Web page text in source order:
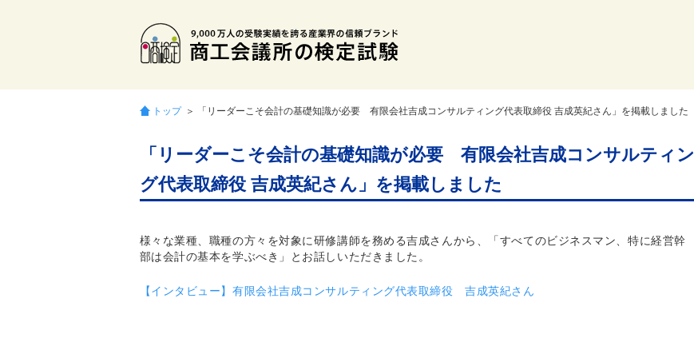
トップ ＞ 「リーダーこそ会計の基礎知識が必要 有限会社吉成コンサルティング代表取締役 吉成英紀さん」を掲載しました
「リーダーこそ会計の基礎知識が必要 有限会社吉成コンサルティン
グ代表取締役 吉成英紀さん」を掲載しました
様々な業種、職種の方々を対象に研修講師を務める吉成さんから、「すべてのビジネスマン、特に経営幹
部は会計の基本を学ぶべき」とお話しいただきました。
【インタビュー】有限会社吉成コンサルティング代表取締役 吉成英紀さん